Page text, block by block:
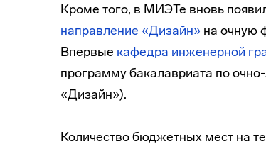
Кроме того, в МИЭТе вновь
направление «Дизайн» на очную
Впервые кафедра инженерной
программу бакалавриата по
«Дизайн»).
Количество бюджетных мест на